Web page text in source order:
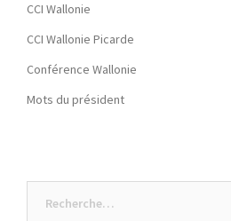
CCI Wallonie
CCI Wallonie Picarde
Conférence Wallonie
Mots du président